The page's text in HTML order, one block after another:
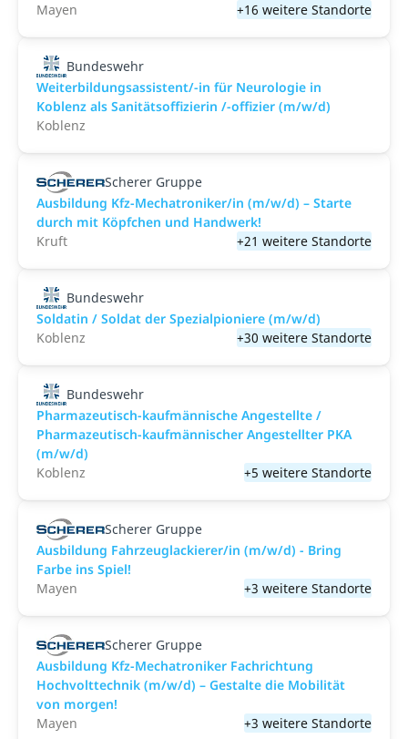
Mayen
+16 weitere Standorte
Bundeswehr
Weiterbildungsassistent/-in für Neurologie in
Koblenz als Sanitätsoffizierin /-offizier (m/w/d)
Koblenz
Scherer Gruppe
Ausbildung Kfz-Mechatroniker/in (m/w/d) – Starte
durch mit Köpfchen und Handwerk!
Kruft
+21 weitere Standorte
Bundeswehr
Soldatin / Soldat der Spezialpioniere (m/w/d)
Koblenz
+30 weitere Standorte
Bundeswehr
Pharmazeutisch-kaufmännische Angestellte /
Pharmazeutisch-kaufmännischer Angestellter PKA
(m/w/d)
Koblenz
+5 weitere Standorte
Scherer Gruppe
Ausbildung Fahrzeuglackierer/in (m/w/d) - Bring
Farbe ins Spiel!
Mayen
+3 weitere Standorte
Scherer Gruppe
Ausbildung Kfz-Mechatroniker Fachrichtung
Hochvolttechnik (m/w/d) – Gestalte die Mobilität
von morgen!
Mayen
+3 weitere Standorte